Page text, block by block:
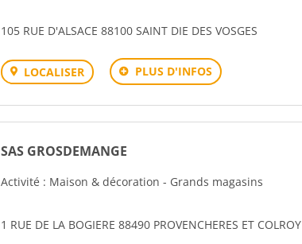
105 RUE D'ALSACE 88100 SAINT DIE DES VOSGES
LOCALISER PLUS D'INFOS
SAS GROSDEMANGE
Activité : Maison & décoration - Grands magasins
1 RUE DE LA BOGIERE 88490 PROVENCHERES ET COLROY